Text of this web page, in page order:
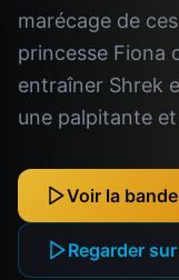
marécage de
princesse Fiona
entraîner Shrek
une palpitante
Voir la
Regarder